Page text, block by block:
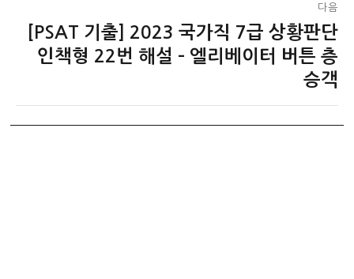
다음
[PSAT 기출] 2023 국가직 7급 상황판단
인책형 22번 해설 – 엘리베이터 버튼 층
승객